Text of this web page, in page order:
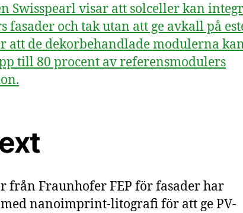
Swisspearl visar att solceller kan
fasader och tak utan att ge avkall på
att de dekorbehandlade modulerna
till 80 procent av referensmodulers
från Fraunhofer FEP för fasader har
nanoimprint-litografi för att ge PV-